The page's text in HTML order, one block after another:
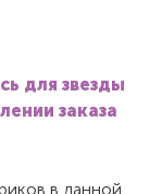
для звезды
заказа
в данной